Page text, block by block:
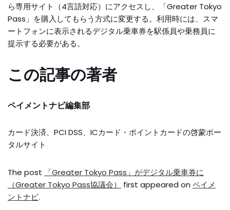
ら専用サイト（4言語対応）にアクセスし、「Greater Tokyo
Pass」を購入してもらう方式に変更する。利用時には、スマ
ートフォンに表示されるデジタル乗車券を駅係員や乗務員に
提示する必要がある。
この記事の著者
ペイメントナビ編集部
カード決済、PCI DSS、ICカード・ポイントカードの啓蒙ポー
タルサイト
The post
「Greater Tokyo Pass」がデジタル乗車券に
（Greater Tokyo Pass協議会）
first appeared on ペイメ
ントナビ.